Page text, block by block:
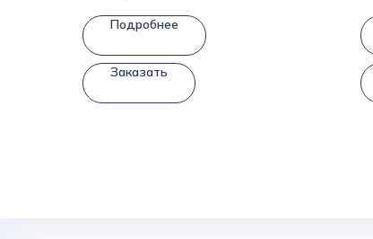
Подробнее
Заказать